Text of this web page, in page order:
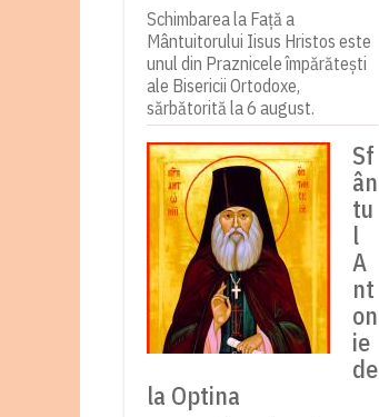
Schimbarea la Față a
Mântuitorului Iisus Hristos este
unul din Praznicele împărătești
ale Bisericii Ortodoxe,
sărbătorită la 6 august.
Sf
ân
tu
l
A
nt
on
ie
de
la Optina